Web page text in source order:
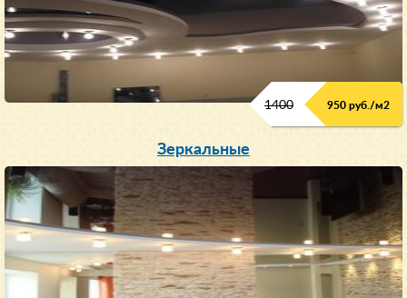
1400 950 руб./м2
Зеркальные